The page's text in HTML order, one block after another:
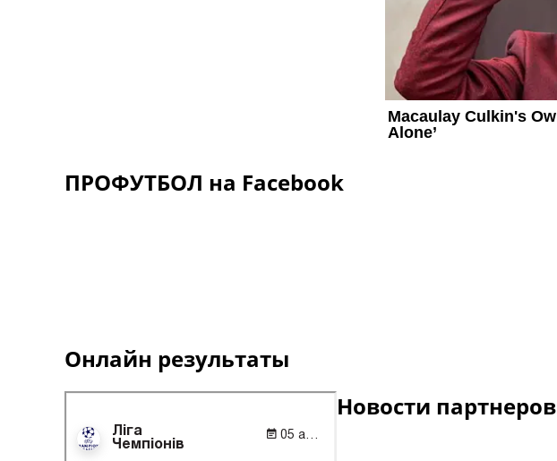
ПРОФУТБОЛ на Facebook
Онлайн результаты
Новости партнеров